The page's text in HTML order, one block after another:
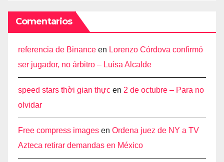
Comentarios
referencia de Binance en Lorenzo Córdova confirmó
ser jugador, no árbitro – Luisa Alcalde
speed stars thời gian thực en 2 de octubre – Para no
olvidar
Free compress images en Ordena juez de NY a TV
Azteca retirar demandas en México